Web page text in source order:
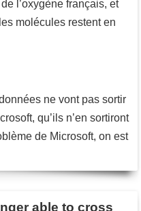
l’oxygène français, et
molécules restent en
ne vont pas sortir
qu’ils n’en sortiront
de Microsoft, on est
able to cross